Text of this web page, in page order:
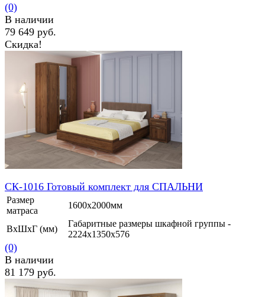
сравнить
(0)
В наличии
79 649 руб.
Скидка!
СК-1016 Готовый комплект для СПАЛЬНИ
Размер
матраса
1600х2000мм
ВхШхГ (мм)
Габаритные размеры шкафной группы -
2224х1350х576
(0)
В наличии
81 179 руб.